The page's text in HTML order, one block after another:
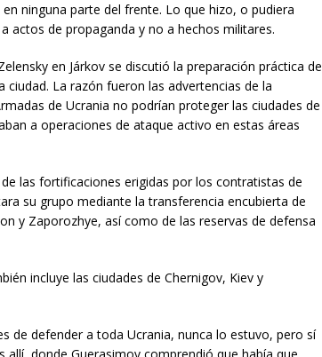
ninguna parte del frente. Lo que hizo, o pudiera
actos de propaganda y no a hechos militares.
en Járkov se discutió la preparación práctica de
ciudad. La razón fueron las advertencias de la
de Ucrania no podrían proteger las ciudades de
a operaciones de ataque activo en estas áreas
las fortificaciones erigidas por los contratistas de
su grupo mediante la transferencia encubierta de
y Zaporozhye, así como de las reservas de defensa
incluye las ciudades de Chernigov, Kiev y
de defender a toda Ucrania, nunca lo estuvo, pero sí